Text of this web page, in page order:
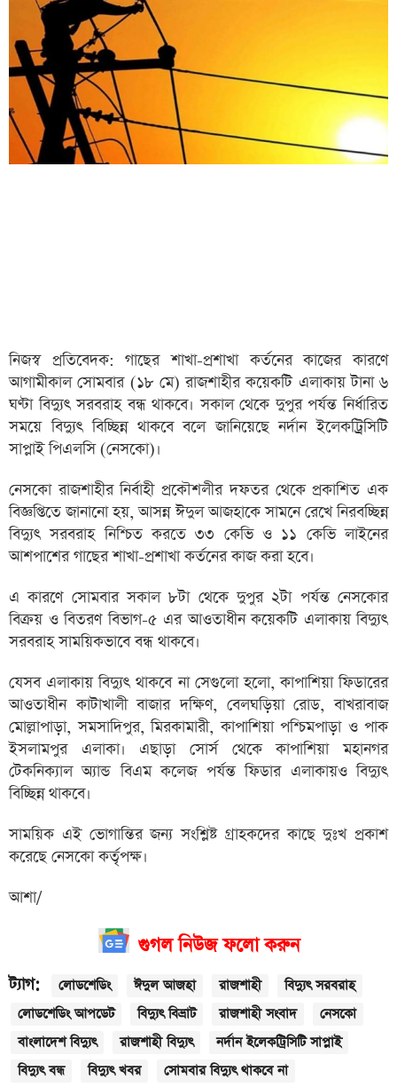
নিজস্ব প্রতিবেদক: গাছের শাখা-প্রশাখা কর্তনের কাজের কারণে
আগামীকাল সোমবার (১৮ মে) রাজশাহীর কয়েকটি এলাকায় টানা ৬
ঘণ্টা বিদ্যুৎ সরবরাহ বন্ধ থাকবে। সকাল থেকে দুপুর পর্যন্ত নির্ধারিত
সময়ে বিদ্যুৎ বিচ্ছিন্ন থাকবে বলে জানিয়েছে নর্দান ইলেকট্রিসিটি
সাপ্লাই পিএলসি (নেসকো)।
নেসকো রাজশাহীর নির্বাহী প্রকৌশলীর দফতর থেকে প্রকাশিত এক
বিজ্ঞপ্তিতে জানানো হয়, আসন্ন ঈদুল আজহাকে সামনে রেখে নিরবচ্ছিন্ন
বিদ্যুৎ সরবরাহ নিশ্চিত করতে ৩৩ কেভি ও ১১ কেভি লাইনের
আশপাশের গাছের শাখা-প্রশাখা কর্তনের কাজ করা হবে।
এ কারণে সোমবার সকাল ৮টা থেকে দুপুর ২টা পর্যন্ত নেসকোর
বিক্রয় ও বিতরণ বিভাগ-৫ এর আওতাধীন কয়েকটি এলাকায় বিদ্যুৎ
সরবরাহ সাময়িকভাবে বন্ধ থাকবে।
যেসব এলাকায় বিদ্যুৎ থাকবে না সেগুলো হলো, কাপাশিয়া ফিডারের
আওতাধীন কাটাখালী বাজার দক্ষিণ, বেলঘড়িয়া রোড, বাখরাবাজ
মোল্লাপাড়া, সমসাদিপুর, মিরকামারী, কাপাশিয়া পশ্চিমপাড়া ও পাক
ইসলামপুর এলাকা। এছাড়া সোর্স থেকে কাপাশিয়া মহানগর
টেকনিক্যাল অ্যান্ড বিএম কলেজ পর্যন্ত ফিডার এলাকায়ও বিদ্যুৎ
বিচ্ছিন্ন থাকবে।
সাময়িক এই ভোগান্তির জন্য সংশ্লিষ্ট গ্রাহকদের কাছে দুঃখ প্রকাশ
করেছে নেসকো কর্তৃপক্ষ।
আশা/
গুগল নিউজ ফলো করুন
ট্যাগ: লোডশেডিং ঈদুল আজহা রাজশাহী
বিদ্যুৎ সরবরাহ
লোডশেডিং আপডেট
বিদ্যুৎ বিভ্রাট রাজশাহী সংবাদ
নেসকো
বাংলাদেশ বিদ্যুৎ
রাজশাহী বিদ্যুৎ
নর্দান ইলেকট্রিসিটি সাপ্লাই
বিদ্যুৎ বন্ধ
বিদ্যুৎ খবর সোমবার বিদ্যুৎ থাকবে না